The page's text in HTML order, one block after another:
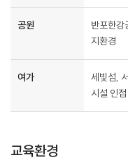
공원
반포한강
지환경
여가
세빛섬,
시설 인접
교육환경